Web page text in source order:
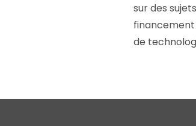
sur des
de